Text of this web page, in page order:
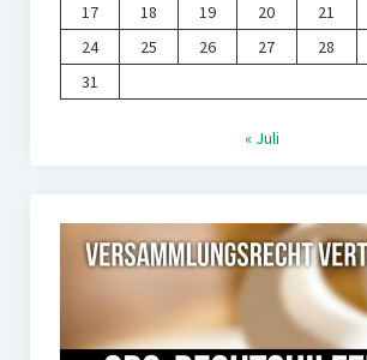
17
18 19 20 21
24
25 26 27 28
31
« Juli